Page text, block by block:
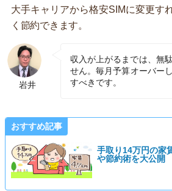
大手キャリアから格安SIMに変更す
く節約できます。
岩井
収入が上がるまでは、無
せん。毎月予算オーバー
すべきです。
おすすめ記事
手取り14万円の家
や節約術を大公開